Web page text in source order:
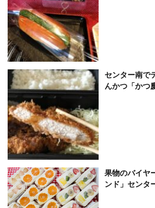
センター南で
んかつ「かつ
果物のバイヤ
ンド」センタ